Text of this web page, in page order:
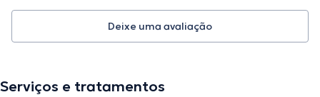
Deixe uma avaliação
Serviços e tratamentos